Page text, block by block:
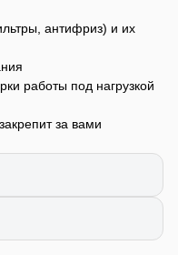
антифриз) и их
работы под нагрузкой
за вами